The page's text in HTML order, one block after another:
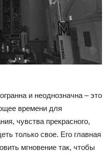
и неоднозначна – это
времени для
чувства прекрасного,
только свое. Его главная
мгновение так, чтобы